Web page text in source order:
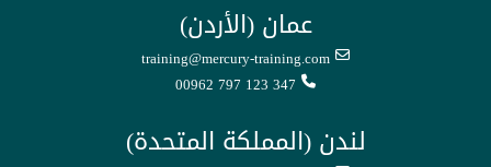
عمان (الأردن)
training@mercury-training.com
00962 797 123 347
لندن (المملكة المتحدة)